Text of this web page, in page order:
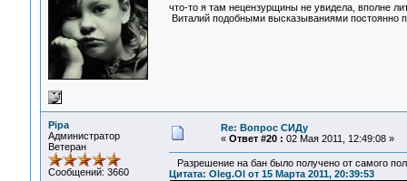
что-то я там нецензурщины не увидела, вполне
Виталий подобными высказываниями постоянно
Pipa
Администратор
Ветеран
Сообщений: 3660
Re: Вопрос СИДу
« Ответ #20 : 02 Мая 2011, 12:49:08 »
Разрешение на бан было получено от самого
Цитата: Oleg.Ol от 15 Марта 2011, 20:39:53